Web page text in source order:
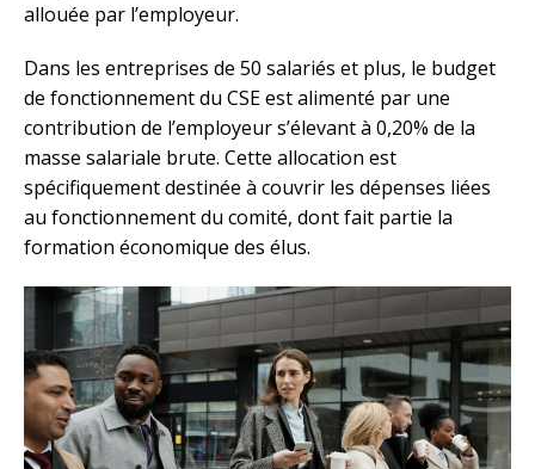
allouée par l’employeur.
Dans les entreprises de 50 salariés et plus, le budget
de fonctionnement du CSE est alimenté par une
contribution de l’employeur s’élevant à 0,20% de la
masse salariale brute. Cette allocation est
spécifiquement destinée à couvrir les dépenses liées
au fonctionnement du comité, dont fait partie la
formation économique des élus.